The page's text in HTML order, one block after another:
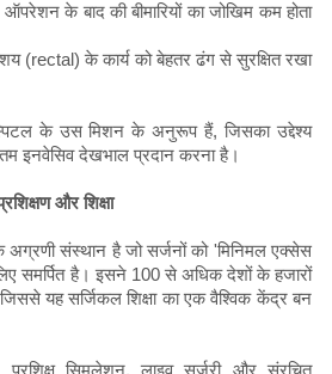
के बाद की बीमारियों का जोखिम कम होता
(rectal) के कार्य को बेहतर ढंग से सुरक्षित रखा
के उस मिशन के अनुरूप हैं, जिसका उद्देश्य
इनवेसिव देखभाल प्रदान करना है।
और शिक्षा
अग्रणी संस्थान है जो सर्जनों को 'मिनिमल एक्सेस
समर्पित है। इसने 100 से अधिक देशों के हजारों
जिससे यह सर्जिकल शिक्षा का एक वैश्विक केंद्र बन